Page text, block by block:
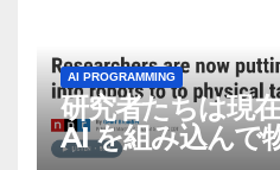
AI PROGRAMMING
研究者たちは現
AI を組み込んで